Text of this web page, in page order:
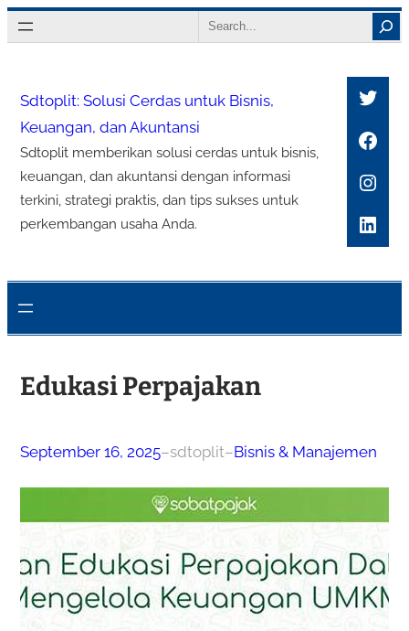
Lewati
ke
Search
Sdtoplit: Solusi Cerdas untuk Bisnis,
Keuangan, dan Akuntansi
Sdtoplit memberikan solusi cerdas untuk bisnis,
keuangan, dan akuntansi dengan informasi
terkini, strategi praktis, dan tips sukses untuk
perkembangan usaha Anda.
Edukasi Perpajakan
September 16, 2025–sdtoplit–Bisnis & Manajemen